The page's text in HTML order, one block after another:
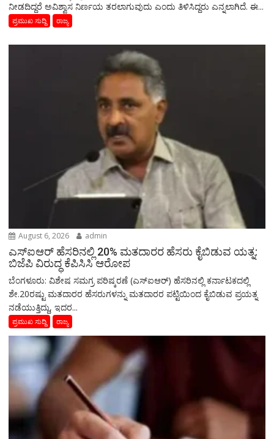
ನೀಡದಿದ್ದರೆ ಅವಿಶ್ವಾಸ ನಿರ್ಣಯ ತರಲಾಗುವುದು ಎಂದು ತಿಳಿಸಿದ್ದರು ಎನ್ನಲಾಗಿದೆ. ಈ...
ಪ್ರಮುಖ ಸುದ್ದಿ ರಾಜ್ಯ
August 6, 2026 admin
ಎಸ್‌ಐಆರ್‌ ಹೆಸರಿನಲ್ಲಿ 20% ಮತದಾರರ ಹೆಸರು ಕೈಬಿಡುವ ಯತ್ನ:
ಬಿಜೆಪಿ ವಿರುದ್ಧ ಕೆಪಿಸಿಸಿ ಆರೋಪ
ಬೆಂಗಳೂರು: ವಿಶೇಷ ಸಮಗ್ರ ಪರಿಷ್ಕರಣೆ (ಎಸ್‌ಐಆರ್‌) ಹೆಸರಿನಲ್ಲಿ ಕರ್ನಾಟಕದಲ್ಲಿ
ಶೇ.20ರಷ್ಟು ಮತದಾರರ ಹೆಸರುಗಳನ್ನು ಮತದಾರರ ಪಟ್ಟಿಯಿಂದ ಕೈಬಿಡುವ ಪ್ರಯತ್ನ
ನಡೆಯುತ್ತಿದ್ದು, ಇದರ...
ಪ್ರಮುಖ ಸುದ್ದಿ ರಾಜ್ಯ